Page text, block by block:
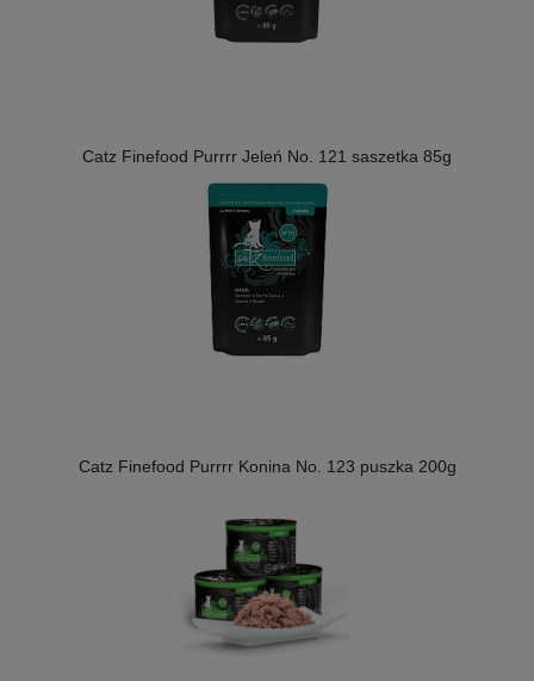
Catz Finefood Purrrr Jeleń No. 121 saszetka 85g
Catz Finefood Purrrr Konina No. 123 puszka 200g